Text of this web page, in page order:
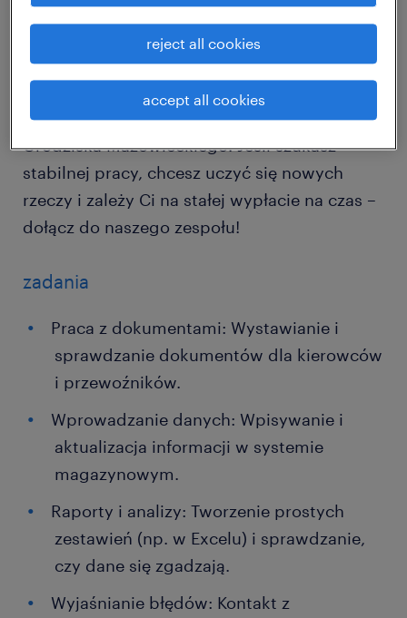
описание должности
Dla naszego Klienta – znanej firmy z branży
meblarskiej – szukamy osób do pracy w
nowo otwieranym zakładzie w okolicach
Grodziska Mazowieckiego. Jeśli szukasz
stabilnej pracy, chcesz uczyć się nowych
rzeczy i zależy Ci na stałej wypłacie na czas –
dołącz do naszego zespołu!
zadania
Praca z dokumentami: Wystawianie i
sprawdzanie dokumentów dla kierowców
i przewoźników.
Wprowadzanie danych: Wpisywanie i
aktualizacja informacji w systemie
magazynowym.
Raporty i analizy: Tworzenie prostych
zestawień (np. w Excelu) i sprawdzanie,
czy dane się zgadzają.
Wyjaśnianie błędów: Kontakt z
accept all cookies
reject all cookies